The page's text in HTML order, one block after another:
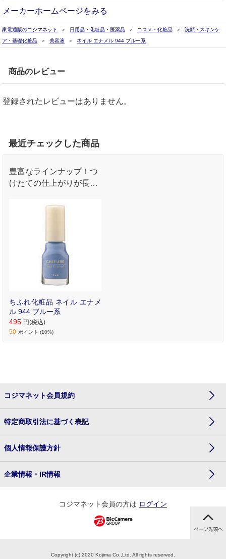
メーカーホームページをみる
家電通販のコジマネット 日用品・化粧品・医薬品 コスメ・化粧品
洗顔・スキンケ
ア・基礎化粧品
美容液 ネイル エナメル 944 ブルー系
商品のレビュー
登録されたレビューはありません。
最近チェックした商品
豊富なラインナップ！つ
けたての仕上がりが長く
ルエナメル。
ちふれ化粧品 ネイル エナメ
ル 944 ブルー系
495 円(税込)
50 ポイント (10%)
コジマネット会員規約
特定商取引法に基づく表記
個人情報保護方針
企業情報・IR情報
コジマネット会員の方は ログイン
Copyright (c) 2020 Kojima Co.,Ltd. All rights reserved.